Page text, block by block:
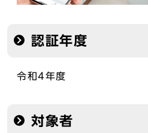
認証年度
令和4年度
対象者